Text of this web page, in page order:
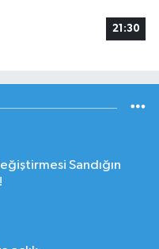
21:30
Sandığın